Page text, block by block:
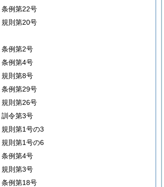
条例第22号
規則第20号
条例第2号
条例第4号
規則第8号
条例第29号
規則第26号
訓令第3号
規則第1号の3
規則第1号の6
条例第4号
規則第3号
条例第18号